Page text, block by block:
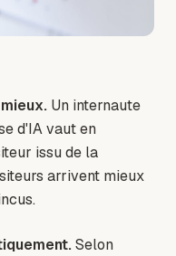
Un internaute
d'IA vaut en
issu de la
arrivent mieux
Selon